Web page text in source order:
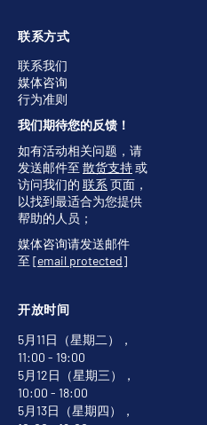
开放时间
5月11日（星期二），
11:00 - 19:00
5月12日（星期三），
10:00 - 18:00
5月13日（星期四），
联系方式
联系我们
媒体咨询
行为准则
我们期待您的反馈！
如有活动相关问题，请
发送邮件至 散货支持或
访问我们的 联系 页面，
以找到最适合为您提供
帮助的人员；
媒体咨询请发送邮件
至 [email protected]